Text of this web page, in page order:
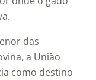
das
a União
como destino